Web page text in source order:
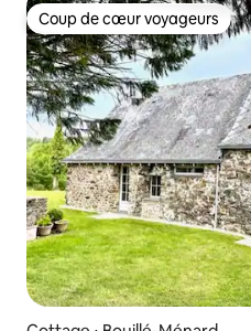
Coup de cœur voyageurs
Coup de cœur voyageurs